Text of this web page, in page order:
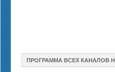
ПРОГРАММА ВСЕХ КАНАЛОВ